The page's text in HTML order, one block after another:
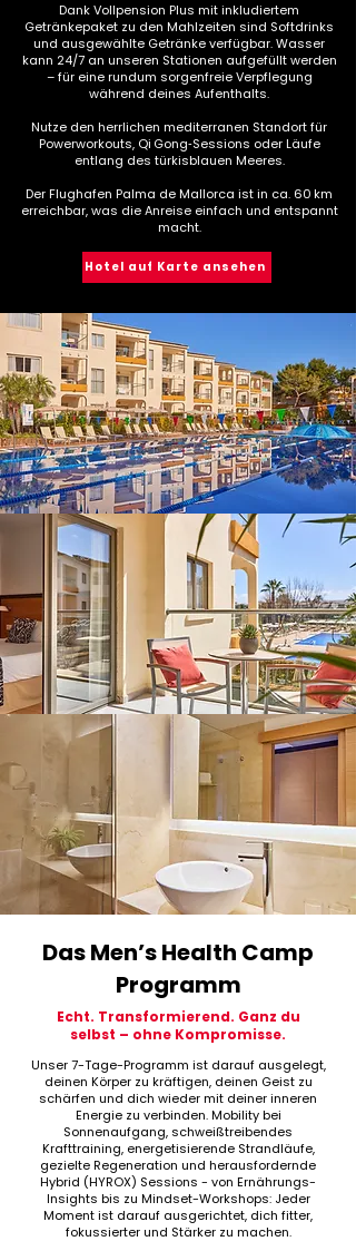
Dank Vollpension Plus mit inkludiertem
Getränkepaket zu den Mahlzeiten sind Softdrinks
und ausgewählte Getränke verfügbar. Wasser
kann 24/7 an unseren Stationen aufgefüllt werden
– für eine rundum sorgenfreie Verpflegung
während deines Aufenthalts.
Nutze den herrlichen mediterranen Standort für
Powerworkouts, Qi Gong‑Sessions oder Läufe
entlang des türkisblauen Meeres.
Der Flughafen Palma de Mallorca ist in ca. 60 km
erreichbar, was die Anreise einfach und entspannt
macht.
Hotel auf Karte ansehen
Das Men’s Health Camp
Programm
Echt. Transformierend. Ganz du
selbst – ohne Kompromisse.
Unser 7-Tage-Programm ist darauf ausgelegt,
deinen Körper zu kräftigen, deinen Geist zu
schärfen und dich wieder mit deiner inneren
Energie zu verbinden. Mobility bei
Sonnenaufgang, schweißtreibendes
Krafttraining, energetisierende Strandläufe,
gezielte Regeneration und herausfordernde
Hybrid (HYROX) Sessions - von Ernährungs-
Insights bis zu Mindset-Workshops: Jeder
Moment ist darauf ausgerichtet, dich fitter,
fokussierter und Stärker zu machen.